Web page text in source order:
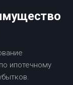
ипотечному